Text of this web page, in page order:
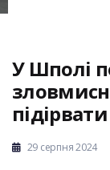
У Шполі
29 серпня 2024